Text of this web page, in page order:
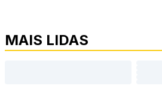
MAIS LIDAS